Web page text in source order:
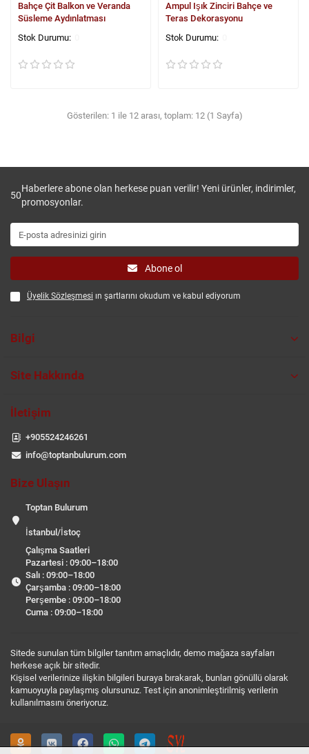
Bahçe Çit Balkon ve Veranda
Süsleme Aydınlatması
Ampul Işık Zinciri Bahçe ve
Teras Dekorasyonu
Gösterilen: 1 ile 12 arası, toplam: 12 (1 Sayfa)
50
Haberlere abone olan herkese puan verilir! Yeni ürünler, indirimler,
promosyonlar.
Abone ol
Üyelik Sözleşmesi ın şartlarını okudum ve kabul ediyorum
Bilgi
Site Hakkında
İletişim
+905524246261
info@toptanbulurum.com
Bize Ulaşın
Toptan Bulurum
İstanbul/İstoç
Çalışma Saatleri
Pazartesi : 09:00–18:00
Salı : 09:00–18:00
Çarşamba : 09:00–18:00
Perşembe : 09:00–18:00
Cuma : 09:00–18:00
Sitede sunulan tüm bilgiler tanıtım amaçlıdır, demo mağaza sayfaları
herkese açık bir sitedir.
Kişisel verilerinize ilişkin bilgileri buraya bırakarak, bunları gönüllü olarak
kamuoyuyla paylaşmış olursunuz. Test için anonimleştirilmiş verilerin
kullanılmasını öneriyoruz.